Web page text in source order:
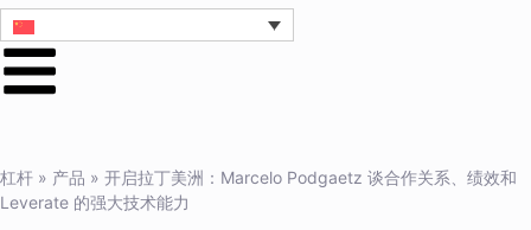
杠杆 » 产品 » 开启拉丁美洲：Marcelo Podgaetz 谈合作关系、绩效和
Leverate 的强大技术能力